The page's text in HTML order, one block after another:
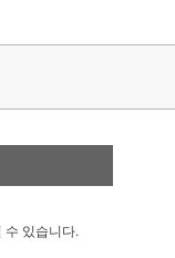
수 있습니다.